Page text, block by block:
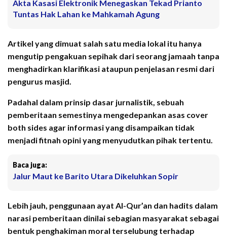
Akta Kasasi Elektronik Menegaskan Tekad Prianto
Tuntas Hak Lahan ke Mahkamah Agung
Artikel yang dimuat salah satu media lokal itu hanya
mengutip pengakuan sepihak dari seorang jamaah tanpa
menghadirkan klarifikasi ataupun penjelasan resmi dari
pengurus masjid.
Padahal dalam prinsip dasar jurnalistik, sebuah
pemberitaan semestinya mengedepankan asas cover
both sides agar informasi yang disampaikan tidak
menjadi fitnah opini yang menyudutkan pihak tertentu.
Baca juga:
Jalur Maut ke Barito Utara Dikeluhkan Sopir
Lebih jauh, penggunaan ayat Al-Qur’an dan hadits dalam
narasi pemberitaan dinilai sebagian masyarakat sebagai
bentuk penghakiman moral terselubung terhadap